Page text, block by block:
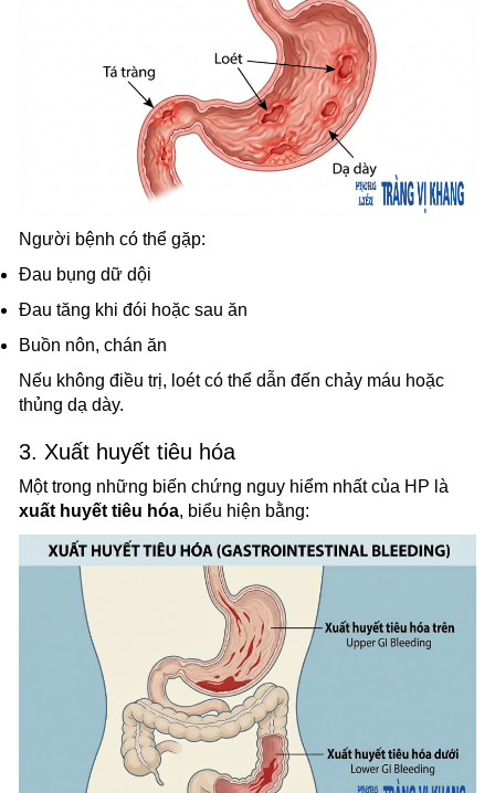
Người bệnh có thể gặp:
Đau bụng dữ dội
Đau tăng khi đói hoặc sau ăn
Buồn nôn, chán ăn
Nếu không điều trị, loét có thể dẫn đến chảy máu hoặc
thủng dạ dày.
3. Xuất huyết tiêu hóa
Một trong những biến chứng nguy hiểm nhất của HP là
xuất huyết tiêu hóa, biểu hiện bằng: